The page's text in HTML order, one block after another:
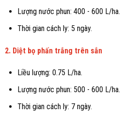
Lượng nước phun: 400 - 600 L/ha.
Thời gian cách ly: 5 ngày.
2. Diệt bọ phấn trắng trên sắn
Liều lượng: 0.75 L/ha.
Lượng nước phun: 500 - 600 L/ha.
Thời gian cách ly: 7 ngày.